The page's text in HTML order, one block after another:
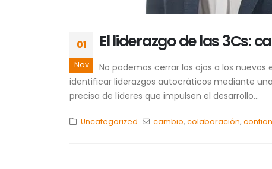
01
Nov
El liderazgo de las 3Cs:
No podemos cerrar los ojos a los
identificar liderazgos autocráticos mediante
precisa de líderes que impulsen el desarrollo...
Uncategorized cambio,colaboración,